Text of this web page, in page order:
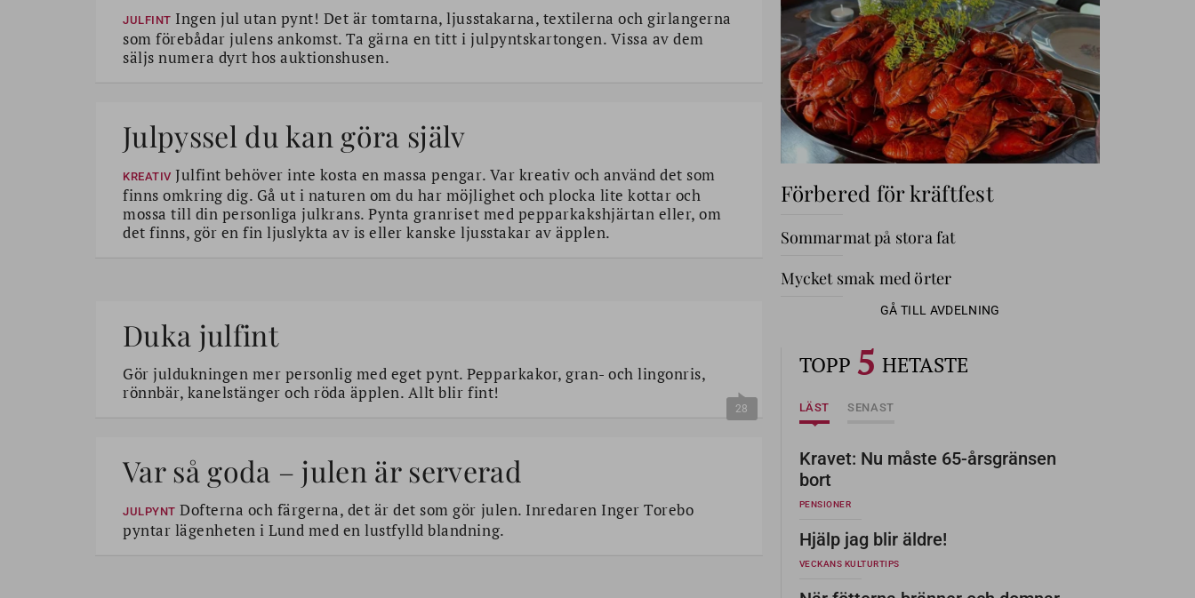
JULFINT Ingen jul utan pynt! Det är tomtarna, ljusstakarna, textilerna och girlangerna
som förebådar julens ankomst. Ta gärna en titt i julpyntskartongen. Vissa av dem
säljs numera dyrt hos auktionshusen.
Julpyssel du kan göra själv
KREATIV Julfint behöver inte kosta en massa pengar. Var kreativ och använd det som
finns omkring dig. Gå ut i naturen om du har möjlighet och plocka lite kottar och
mossa till din personliga julkrans. Pynta granriset med pepparkakshjärtan eller, om
det finns, gör en fin ljuslykta av is eller kanske ljusstakar av äpplen.
Duka julfint
Gör juldukningen mer personlig med eget pynt. Pepparkakor, gran- och lingonris,
rönnbär, kanelstänger och röda äpplen. Allt blir fint!
28
Var så goda – julen är serverad
JULPYNT Dofterna och färgerna, det är det som gör julen. Inredaren Inger Torebo
pyntar lägenheten i Lund med en lustfylld blandning.
Förbered för kräftfest
Sommarmat på stora fat
Mycket smak med örter
GÅ TILL AVDELNING
TOPP 5 HETASTE
LÄST SENAST
Kravet: Nu måste 65-årsgränsen
bort
PENSIONER
Hjälp jag blir äldre!
VECKANS KULTURTIPS